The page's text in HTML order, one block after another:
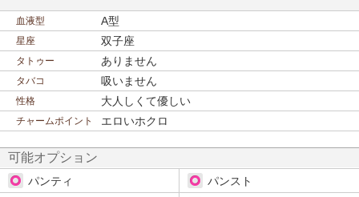
血液型 A型
星座 双子座
タトゥー ありません
タバコ 吸いません
性格 大人しくて優しい
チャームポイント エロいホクロ
可能オプション
パンティ
パンスト